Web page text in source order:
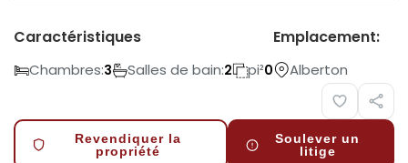
Caractéristiques
Chambres:3 Salles de bain:2 pi²0
Emplacement:
Alberton
Revendiquer la
propriété
Soulever un
litige